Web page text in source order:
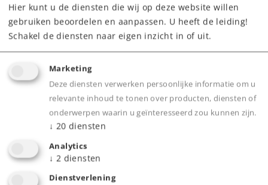
Downloads
Onderdelen bestellen
Highlights
Ideale uitbreiding voor de al eerder
Hier kunt u de diensten die wij op deze website willen
gebruiken beoordelen en aanpassen. U heeft de leiding!
Schakel de diensten naar eigen inzicht in of uit.
Marketing
Deze diensten verwerken persoonlijke informatie om u
relevante inhoud te tonen over producten, diensten of
onderwerpen waarin u geïnteresseerd zou kunnen zijn.
↓ 20 diensten
Analytics
↓ 2 diensten
Dienstverlening